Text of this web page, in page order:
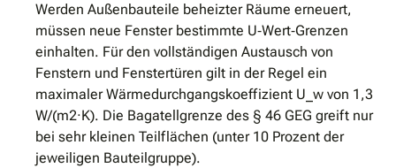
Werden Außenbauteile beheizter Räume erneuert,
müssen neue Fenster bestimmte U‐Wert‐Grenzen
einhalten. Für den vollständigen Austausch von
Fenstern und Fenstertüren gilt in der Regel ein
maximaler Wärmedurchgangskoeffizient U_w von 1,3
W/(m2·K). Die Bagatellgrenze des § 46 GEG greift nur
bei sehr kleinen Teilflächen (unter 10 Prozent der
jeweiligen Bauteilgruppe).